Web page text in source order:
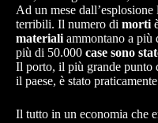
Ad un mese dall’esplosione
terribili. Il numero di morti
materiali ammontano a
più di 50.000 case sono
Il porto, il più grande punto
il paese, è stato
Il tutto in un economia che